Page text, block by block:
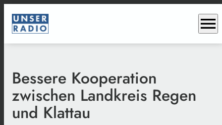
menu
Bessere Kooperation
zwischen Landkreis Regen
und Klattau